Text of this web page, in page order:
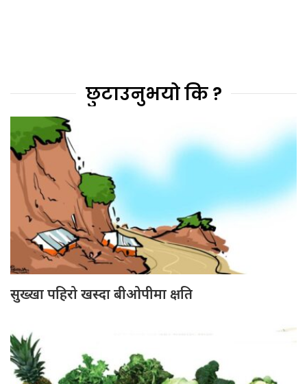
छुटाउनुभयो कि ?
सुख्खा पहिरो खस्दा बीओपीमा क्षति